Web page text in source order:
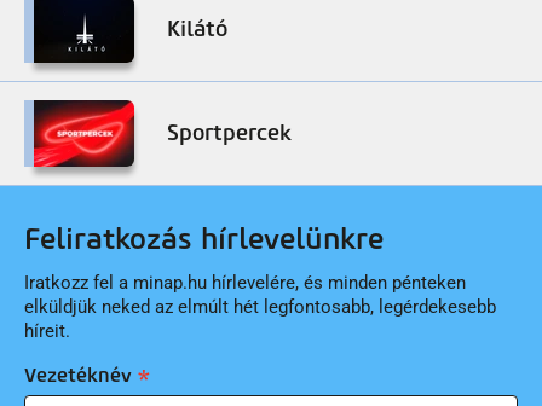
Kilátó
Sportpercek
Feliratkozás hírlevelünkre
Iratkozz fel a minap.hu hírlevelére, és minden pénteken
elküldjük neked az elmúlt hét legfontosabb, legérdekesebb
híreit.
Vezetéknév